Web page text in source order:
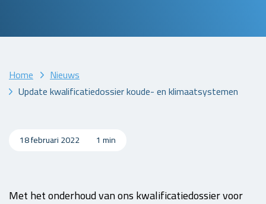
Home
Nieuws
Update kwalificatiedossier koude- en klimaatsystemen
18 februari 2022 1 min
Met het onderhoud van ons kwalificatiedossier voor